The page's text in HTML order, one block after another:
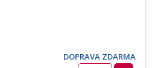
DOPRAVA ZDARMA